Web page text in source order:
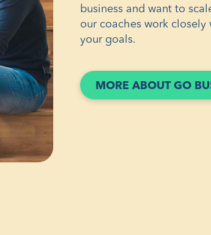
business and want to
our coaches work
your goals.
MORE ABOUT GO